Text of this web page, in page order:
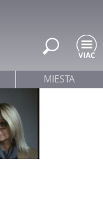
MIESTA